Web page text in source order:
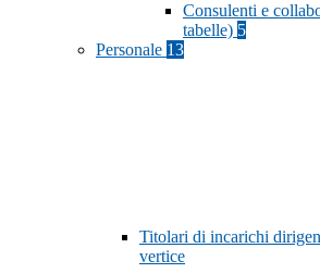
Consulenti e
tabelle) 5
Personale 13
Titolari di incarichi
vertice